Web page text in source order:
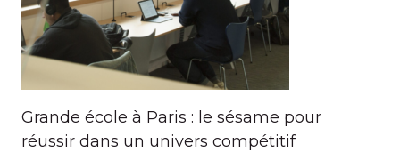
Grande école à Paris : le sésame pour
réussir dans un univers compétitif